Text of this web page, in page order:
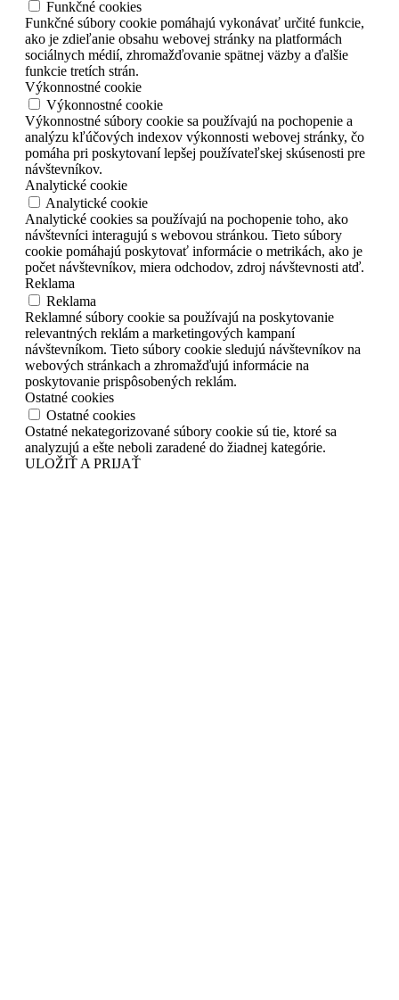
Funkčné cookies
Funkčné súbory cookie pomáhajú vykonávať určité funkcie,
ako je zdieľanie obsahu webovej stránky na platformách
sociálnych médií, zhromažďovanie spätnej väzby a ďalšie
funkcie tretích strán.
Výkonnostné cookie
Výkonnostné cookie
Výkonnostné súbory cookie sa používajú na pochopenie a
analýzu kľúčových indexov výkonnosti webovej stránky, čo
pomáha pri poskytovaní lepšej používateľskej skúsenosti pre
návštevníkov.
Analytické cookie
Analytické cookie
Analytické cookies sa používajú na pochopenie toho, ako
návštevníci interagujú s webovou stránkou. Tieto súbory
cookie pomáhajú poskytovať informácie o metrikách, ako je
počet návštevníkov, miera odchodov, zdroj návštevnosti atď.
Reklama
Reklama
Reklamné súbory cookie sa používajú na poskytovanie
relevantných reklám a marketingových kampaní
návštevníkom. Tieto súbory cookie sledujú návštevníkov na
webových stránkach a zhromažďujú informácie na
poskytovanie prispôsobených reklám.
Ostatné cookies
Ostatné cookies
Ostatné nekategorizované súbory cookie sú tie, ktoré sa
analyzujú a ešte neboli zaradené do žiadnej kategórie.
ULOŽIŤ A PRIJAŤ